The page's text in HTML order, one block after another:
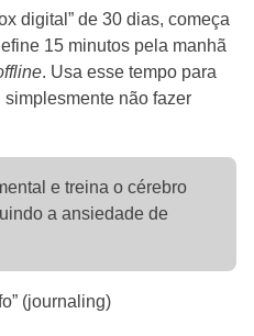
digital” de 30 dias, começa
15 minutos pela manhã
. Usa esse tempo para
não fazer
e treina o cérebro
a ansiedade de
(journaling)